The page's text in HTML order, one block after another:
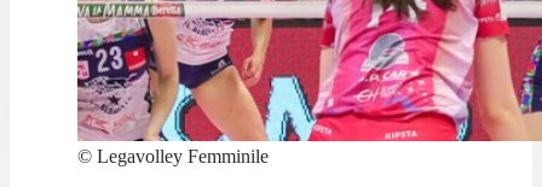
© Legavolley Femminile